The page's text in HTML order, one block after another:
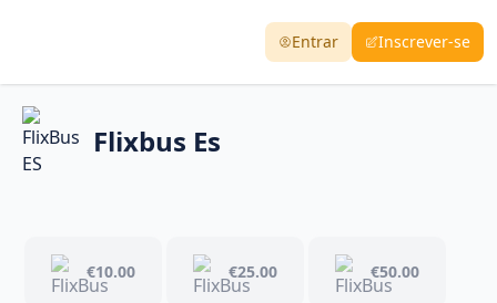
Entrar Inscrever-se
Flixbus Es
€10.00 €25.00 €50.00